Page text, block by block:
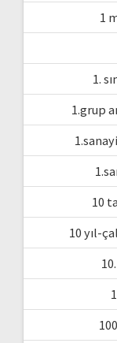
1
1.
1.grup
10
10 yıl-